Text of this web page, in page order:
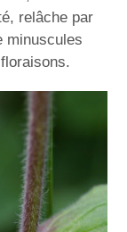
relâche par
minuscules